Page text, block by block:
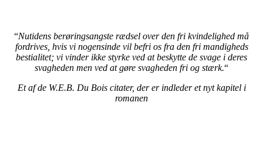
“Nutidens berøringsangste rædsel over den fri kvindelighed må
fordrives, hvis vi nogensinde vil befri os fra den fri mandigheds
bestialitet; vi vinder ikke styrke ved at beskytte de svage i deres
svagheden men ved at gøre svagheden fri og stærk.“
Et af de W.E.B. Du Bois citater, der er indleder et nyt kapitel i
romanen